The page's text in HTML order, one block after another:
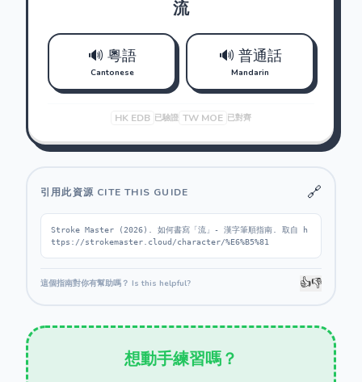
流
🔊 粵語
Cantonese
🔊 普通話
Mandarin
HK EDB 已驗證 TW MOE 已對齊
引用此資源 CITE THIS GUIDE 🔗
Stroke Master (2026). 如何書寫「流」- 漢字筆順指南. 取自 h
ttps://strokemaster.cloud/character/%E6%B5%81
這個指南對你有幫助嗎？ Is this helpful? 👍👎
想動手練習嗎？